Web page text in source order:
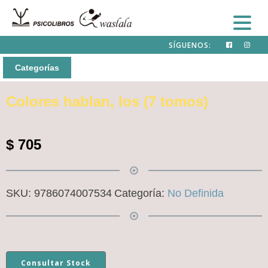
SÍGUENOS:
Categorías
Colores hablan, los (7 tomos)
$ 705
SKU: 9786074007534 Categoría: No Definida
Consultar Stock